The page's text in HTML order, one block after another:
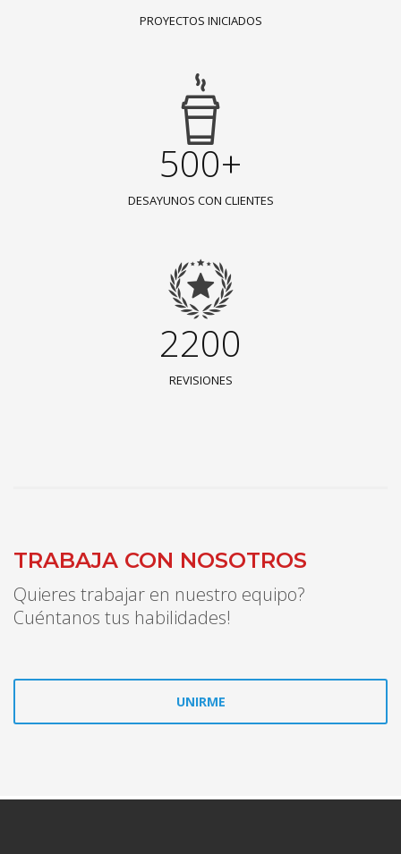
PROYECTOS INICIADOS
500+
DESAYUNOS CON CLIENTES
2200
REVISIONES
TRABAJA CON NOSOTROS
Quieres trabajar en nuestro equipo?
Cuéntanos tus habilidades!
UNIRME